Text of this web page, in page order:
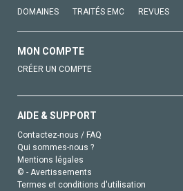
DOMAINES TRAITÉS EMC REVUES
MON COMPTE
CRÉER UN COMPTE
AIDE & SUPPORT
Contactez-nous / FAQ
Qui sommes-nous ?
Mentions légales
© - Avertissements
Termes et conditions d'utilisation